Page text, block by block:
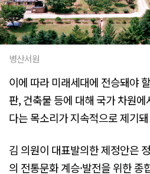
병산서원
이에 따라 미래세대에 전승돼야
판, 건축물 등에 대해 국가 차원에
다는 목소리가 지속적으로 제기
김 의원이 대표발의한 제정안은
의 전통문화 계승·발전을 위한